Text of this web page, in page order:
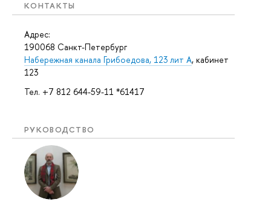
КОНТАКТЫ
Адрес:
190068 Санкт-Петербург
Набережная канала Грибоедова, 123 лит А, кабинет
123
Тел. +7 812 644-59-11 *61417
РУКОВОДСТВО